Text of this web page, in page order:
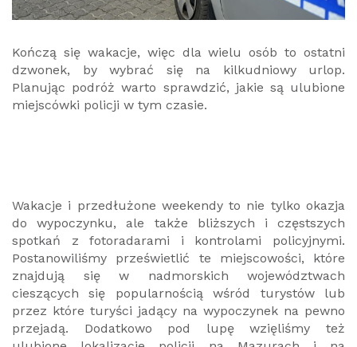
Kończą się wakacje, więc dla wielu osób to ostatni
dzwonek, by wybrać się na kilkudniowy urlop.
Planując podróż warto sprawdzić, jakie są ulubione
miejscówki policji w tym czasie.
Wakacje i przedłużone weekendy to nie tylko okazja
do wypoczynku, ale także bliższych i częstszych
spotkań z fotoradarami i kontrolami policyjnymi.
Postanowiliśmy prześwietlić te miejscowości, które
znajdują się w nadmorskich województwach
cieszących się popularnością wśród turystów lub
przez które turyści jadący na wypoczynek na pewno
przejadą. Dodatkowo pod lupę wzięliśmy też